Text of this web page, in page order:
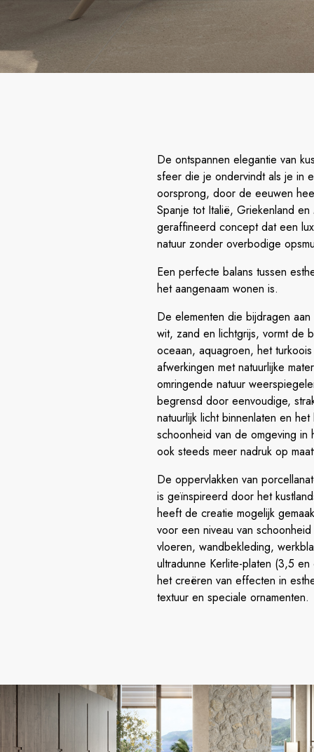
De ontspannen elegantie van
sfeer die je ondervindt als je in
oorsprong, door de eeuwen
Spanje tot Italië, Griekenland
geraffineerd concept dat een
natuur zonder overbodige
Een perfecte balans tussen
het aangenaam wonen is.
De elementen die bijdragen
wit, zand en lichtgrijs, vormt de
oceaan, aquagroen, het
afwerkingen met natuurlijke
omringende natuur
begrensd door eenvoudige,
natuurlijk licht binnenlaten en
schoonheid van de omgeving
ook steeds meer nadruk op
De oppervlakken van
is geïnspireerd door het
heeft de creatie mogelijk
voor een niveau van
vloeren, wandbekleding,
ultradunne Kerlite-platen (3,5
het creëren van effecten in
textuur en speciale ornamenten.